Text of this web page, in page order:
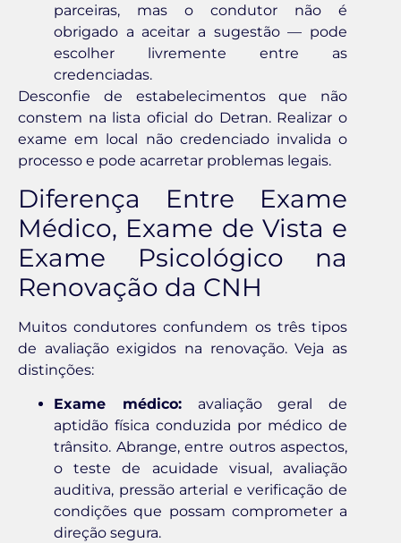
parceiras, mas o condutor não é
obrigado a aceitar a sugestão — pode
escolher livremente entre as
credenciadas.
Desconfie de estabelecimentos que não
constem na lista oficial do Detran. Realizar o
exame em local não credenciado invalida o
processo e pode acarretar problemas legais.
Diferença Entre Exame
Médico, Exame de Vista e
Exame Psicológico na
Renovação da CNH
Muitos condutores confundem os três tipos
de avaliação exigidos na renovação. Veja as
distinções:
Exame médico:avaliação geral de
aptidão física conduzida por médico de
trânsito. Abrange, entre outros aspectos,
o teste de acuidade visual, avaliação
auditiva, pressão arterial e verificação de
condições que possam comprometer a
direção segura.